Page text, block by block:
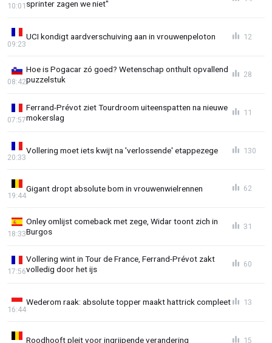
sprinter zagen we niet"
10:01
UCI kondigt aardverschuiving aan in vrouwenpeloton
09:23
12
Hoe is Pogacar zó goed? Wetenschap onthult opvallend
puzzelstuk
08:42
28
Ferrand-Prévot ziet Tourdroom uiteenspatten na nieuwe
mokerslag
07:57
11
Vollering moet iets kwijt na 'verlossende' etappezege
20:33
130
Gigant dropt absolute bom in vrouwenwielrennen
19:44
62
Onley omlijst comeback met zege, Widar toont zich in
Burgos
18:33
31
Vollering wint in Tour de France, Ferrand-Prévot zakt
volledig door het ijs
17:56
60
Wederom raak: absolute topper maakt hattrick compleet
16:44
13
Roodhooft pleit voor ingrijpende verandering 15